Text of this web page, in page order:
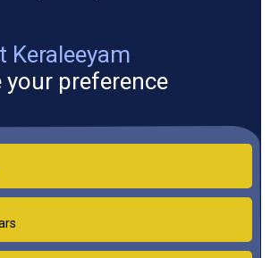
Keraleeyam
your preference